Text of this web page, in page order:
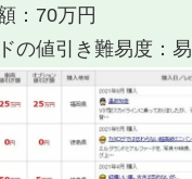
：70万円
の値引き難易度：易